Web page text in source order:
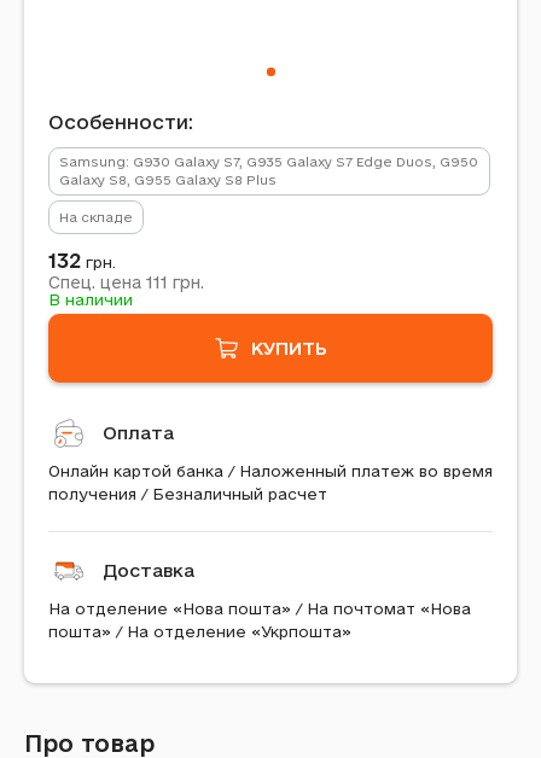
Особенности:
Samsung: G930 Galaxy S7, G935 Galaxy S7 Edge Duos, G950
Galaxy S8, G955 Galaxy S8 Plus
На складе
132 грн.
Спец. цена 111 грн.
В наличии
КУПИТЬ
Оплата
Онлайн картой банка / Наложенный платеж во время
получения / Безналичный расчет
Доставка
На отделение «Нова пошта» / На почтомат «Нова
пошта» / На отделение «Укрпошта»
Про товар